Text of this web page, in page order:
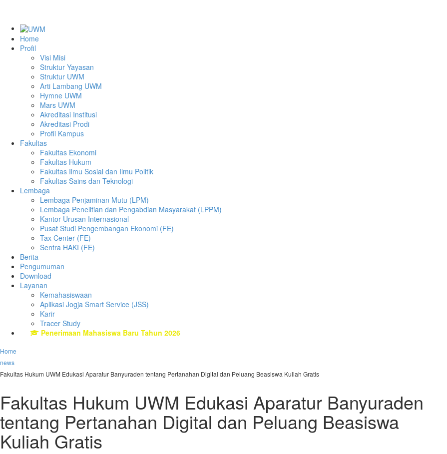
Home
Profil
Visi Misi
Struktur Yayasan
Struktur UWM
Arti Lambang UWM
Hymne UWM
Mars UWM
Akreditasi Institusi
Akreditasi Prodi
Profil Kampus
Fakultas
Fakultas Ekonomi
Fakultas Hukum
Fakultas Ilmu Sosial dan Ilmu Politik
Fakultas Sains dan Teknologi
Lembaga
Lembaga Penjaminan Mutu (LPM)
Lembaga Penelitian dan Pengabdian Masyarakat (LPPM)
Kantor Urusan Internasional
Pusat Studi Pengembangan Ekonomi (FE)
Tax Center (FE)
Sentra HAKI (FE)
Berita
Pengumuman
Download
Layanan
Kemahasiswaan
Aplikasi Jogja Smart Service (JSS)
Karir
Tracer Study
Penerimaan Mahasiswa Baru Tahun 2026
Home
news
Fakultas Hukum UWM Edukasi Aparatur Banyuraden tentang Pertanahan Digital dan Peluang Beasiswa Kuliah Gratis
Fakultas Hukum UWM Edukasi Aparatur Banyuraden
tentang Pertanahan Digital dan Peluang Beasiswa
Kuliah Gratis